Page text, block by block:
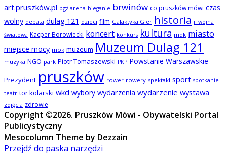
art.pruszków.pl bgż arena bieganie brwinów co pruszków mówi czas
wolny debata dulag 121 dzieci film Galaktyka Gier historia ii wojna
światowa Kacper Borowiecki koncert konkurs kultura mdk miasto
miejsce mocy mok muzeum Muzeum Dulag 121
muzyka NGO park Piotr Tomaszewski PKP Powstanie Warszawskie
Prezydent pruszków rower rowery spektakl sport spotkanie
teatr tor kolarski wkd wybory wydarzenia wydarzenie wystawa
zdjęcia zdrowie
Copyright ©2026. Pruszków Mówi - Obywatelski Portal
Publicystyczny
Mesocolumn Theme by Dezzain
Przejdź do paska narzędzi